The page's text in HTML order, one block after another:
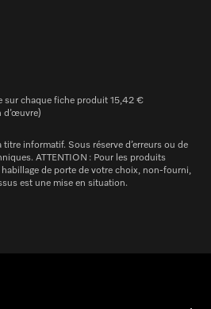
sur chaque fiche produit 15,42 €
d’œuvre)
informatif. Sous réserve d’erreurs ou de
ATTENTION : Pour les produits
de porte de votre choix, non-fourni,
est une mise en situation.